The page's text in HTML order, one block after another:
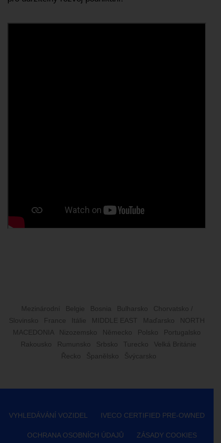
Mezinárodní Belgie Bosnia Bulharsko
Chorvatsko /
Slovinsko
France Itálie MIDDLE EAST Maďarsko
NORTH
MACEDONIA
Nizozemsko Německo Polsko
Portugalsko
Rakousko
Rumunsko Srbsko Turecko
Velká Británie
Řecko
Španělsko Švýcarsko
VYHLEDÁVÁNÍ VOZIDEL IVECO CERTIFIED PRE-OWNED
OCHRANA OSOBNÍCH ÚDAJŮ ZÁSADY COOKIES